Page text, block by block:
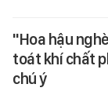
"Hoa hậu
toát khí chất
chú ý